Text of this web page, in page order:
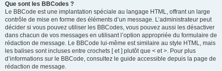
Que sont les BBCodes ?
Le BBCode est une implantation spéciale au langage HTML, offrant un large
contrôle de mise en forme des éléments d’un message. L’administrateur peut
décider si vous pouvez utiliser les BBCodes, vous pouvez aussi les désactiver
dans chacun de vos messages en utilisant l’option appropriée du formulaire de
rédaction de message. Le BBCode lui-même est similaire au style HTML, mais
les balises sont incluses entre crochets [ et ] plutôt que < et >. Pour plus
d’informations sur le BBCode, consultez le guide accessible depuis la page de
rédaction de message.